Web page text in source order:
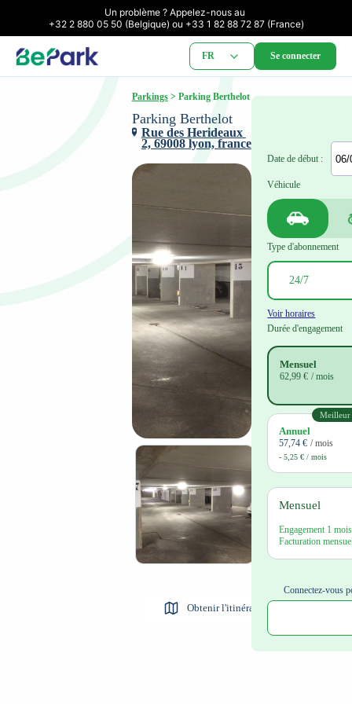
Un problème ? Appelez-nous au
+32 2 880 05 50 (Belgique) ou +33 1 82 88 72 87 (France)
FR Se connecter
Parkings > Parking Berthelot
Parking Berthelot
Rue des Herideaux
2, 69008 lyon, france
Obtenir l'itinéraire
Date de début :
Véhicule
Type d'abonnement
Voir horaires
Durée d'engagement
Mensuel
62,99 € / mois
Annuel
57,74 € / mois
- 5,25 € / mois
Mensuel
Engagement 1
Facturation
Connectez-vous